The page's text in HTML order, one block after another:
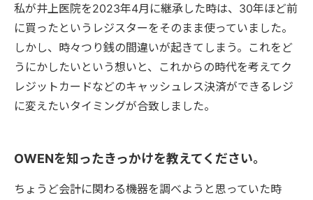
私が井上医院を2023年4月に継承した時は、30年ほど前
に買ったというレジスターをそのまま使っていました。
しかし、時々つり銭の間違いが起きてしまう。これをど
うにかしたいという想いと、これからの時代を考えてク
レジットカードなどのキャッシュレス決済ができるレジ
に変えたいタイミングが合致しました。
OWENを知ったきっかけを教えてください。
ちょうど会計に関わる機器を調べようと思っていた時